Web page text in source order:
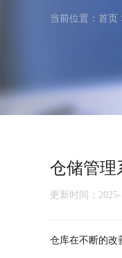
当前位置： 首页
仓储管理
更新时间：
仓库在不断的改